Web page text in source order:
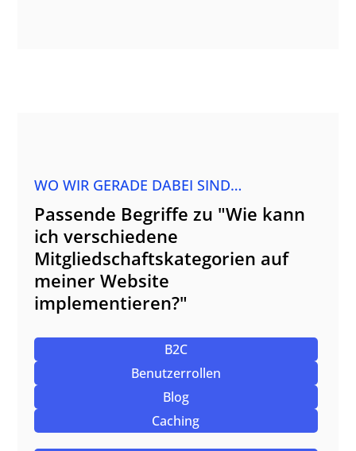
WO WIR GERADE DABEI SIND…
Passende Begriffe zu "Wie kann
ich verschiedene
Mitgliedschaftskategorien auf
meiner Website
implementieren?"
B2C
Benutzerrollen
Blog
Caching